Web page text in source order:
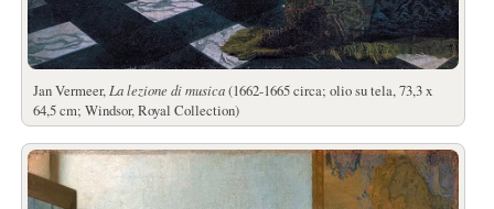
Jan Vermeer, La lezione di musica(1662-1665 circa; olio su tela, 73,3 x
64,5 cm; Windsor, Royal Collection)